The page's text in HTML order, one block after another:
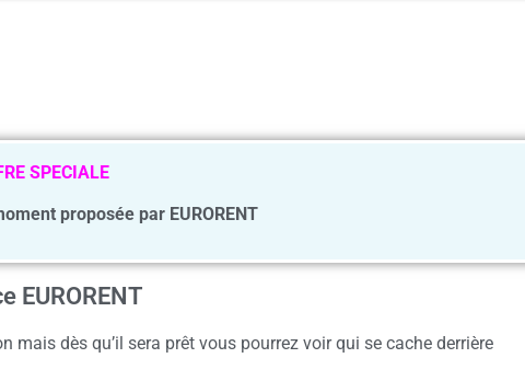
SPECIALE
proposée par EURORENT
EURORENT
mais dès qu’il sera prêt vous pourrez voir qui se cache derrière